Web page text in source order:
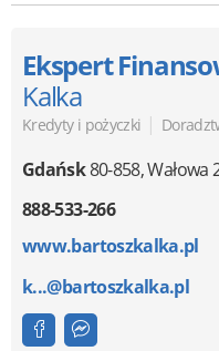
Ekspert
Kalka
Kredyty i pożyczki |
Gdańsk80-858,Wałowa
888-533-266
www.bartoszkalka.pl
k...@bartoszkalka.pl